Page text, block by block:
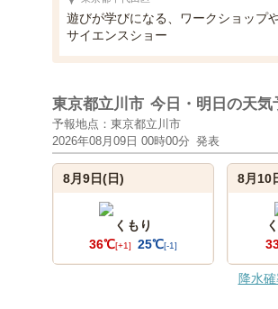
遊びが学びになる、ワークショップ
サイエンスショー
東京都立川市 今日・明日の天気
予報地点：東京都立川市
2026年08月09日 00時00分 発表
8月9日(日)
くもり
36℃[+1] 25℃[-1]
8月10
降水